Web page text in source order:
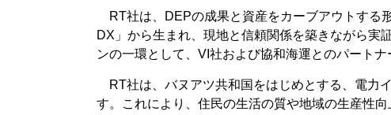
RT社は、DEPの成果と資産をカーブアウトする
DX」から生まれ、現地と信頼関係を築きながら実
ンの一環として、VI社および協和海運とのパート
RT社は、バヌアツ共和国をはじめとする、電力
す。これにより、住民の生活の質や地域の生産性